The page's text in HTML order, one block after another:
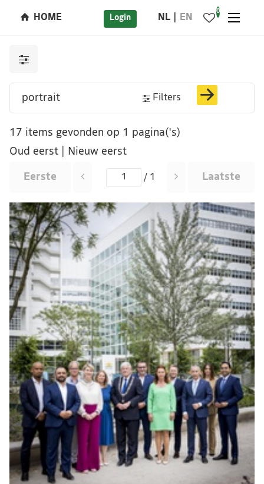
HOME Login NL EN
0
Filters
17 items gevonden op 1 pagina('s)
Oud eerst
Nieuw eerst
Eerste / 1 Laatste